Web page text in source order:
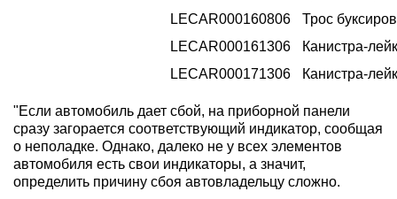
LECAR000160806
Трос
LECAR000161306
Канистра-
LECAR000171306
Канистра-
"Если автомобиль дает сбой, на приборной панели
сразу загорается соответствующий индикатор, сообщая
о неполадке. Однако, далеко не у всех элементов
автомобиля есть свои индикаторы, а значит,
определить причину сбоя автовладельцу сложно.